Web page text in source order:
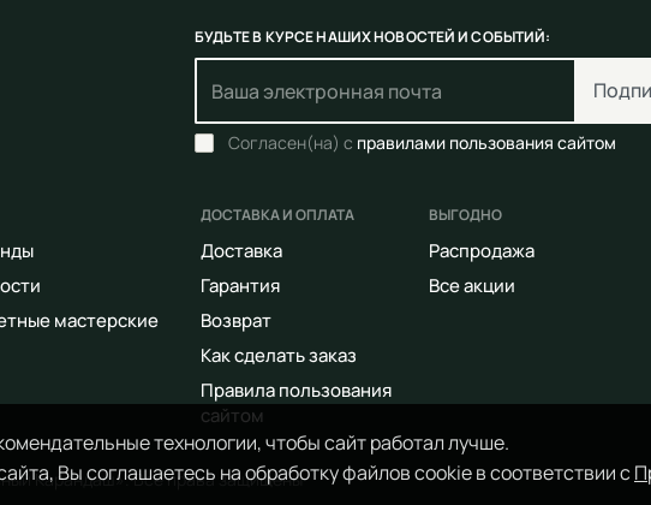
технологии, чтобы сайт работал лучше.
Вы соглашаетесь на обработку файлов cookie в соответствии с
БУДЬТЕ В КУРСЕ НАШИХ НОВОСТЕЙ И СОБЫТИЙ:
Согласен(на) с правилами пользования сайтом
мастерские
ДОСТАВКА И ОПЛАТА
Доставка
Гарантия
Возврат
Как сделать заказ
Правила пользования
сайтом
ВЫГОДНО
Распродажа
Все акции
Карандаш». Все права защищены